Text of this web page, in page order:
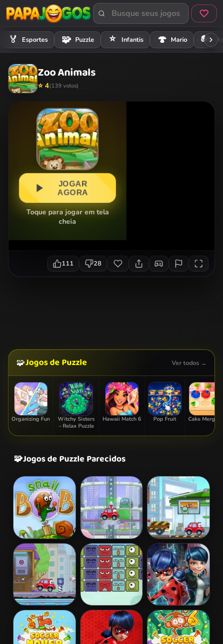
🏅 Esportes 🧩 Puzzle ⭐ Infantis 🍄 Mario 🏍️
Zoo Animals
⭐ 4(139 votos)
JOGAR
AGORA
Toque para jogar em tela
cheia
111 28
🧩Jogos de Puzzle Ver todos →
Organizing Fun
Witchy Sisters
– Relax Puzzle
Hawaii Match 6 Pop Fruit Cake Merge 2
🧩Jogos de Puzzle Parecidos
Snail Bob 2 Wheely 2 Wheely 3
Wheely 4 -
Time Travel
Block
Destroyer
Ladybug Secret
Mission